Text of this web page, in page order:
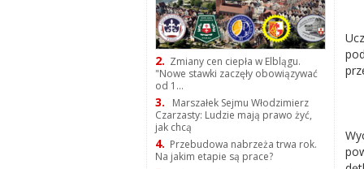
2. Zmiany cen ciepła w Elblągu.
"Nowe stawki zaczęły obowiązywać
od 1...
3.
Marszałek Sejmu Włodzimierz
Czarzasty: Ludzie mają prawo żyć,
jak chcą
4. Przebudowa nabrzeża trwa rok.
Na jakim etapie są prace?